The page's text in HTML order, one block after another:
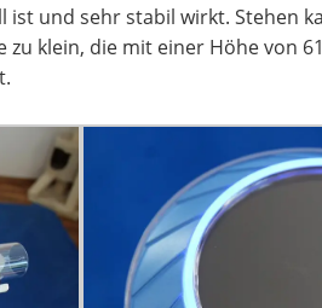
und sehr stabil wirkt. Stehen
klein, die mit einer Höhe von